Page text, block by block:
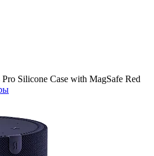
Silicone Case with MagSafe Red